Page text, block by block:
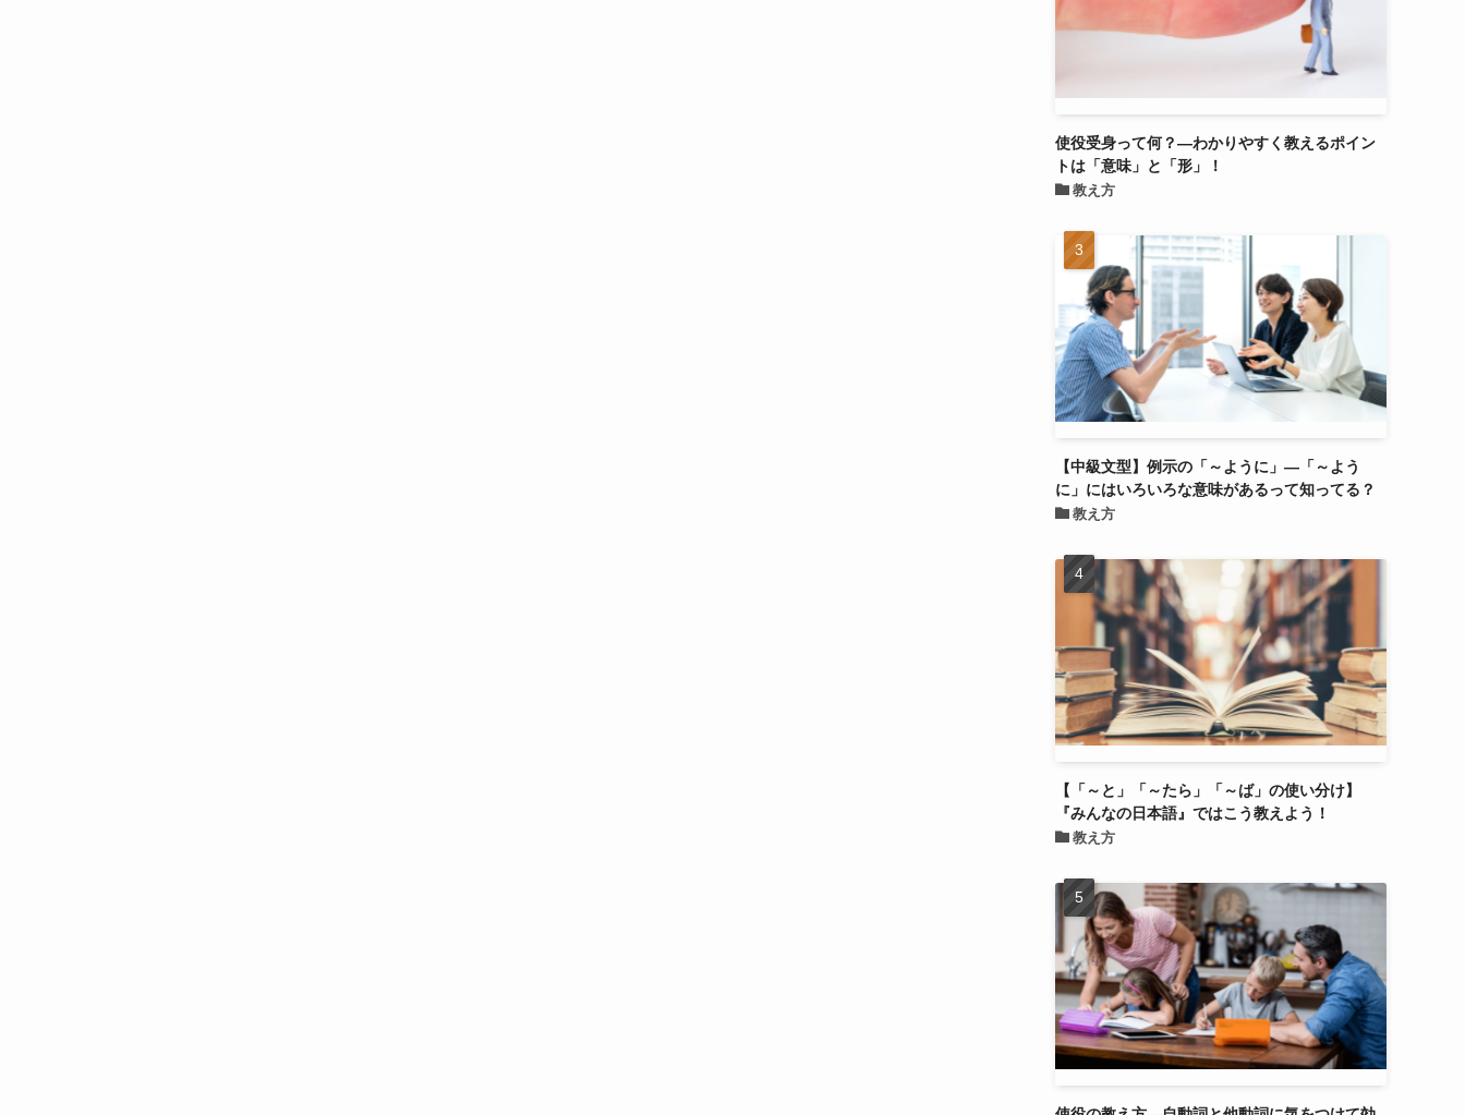
使役受身って何？―わかりやすく教えるポイン
トは「意味」と「形」！
教え方
【中級文型】例示の「～ように」―「～よう
に」にはいろいろな意味があるって知ってる？
教え方
【「～と」「～たら」「～ば」の使い分け】
『みんなの日本語』ではこう教えよう！
教え方